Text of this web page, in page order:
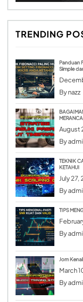
TRENDING
Panduan
Simple
Bynazz
August
By
TEKNIK
KETAHUI
July 27,
By
TIPS
By
Jom
March
By